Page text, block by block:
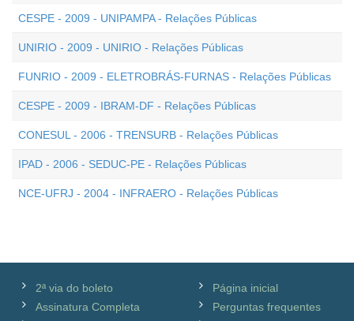
CESPE - 2009 - UNIPAMPA - Relações Públicas
UNIRIO - 2009 - UNIRIO - Relações Públicas
FUNRIO - 2009 - ELETROBRÁS-FURNAS - Relações Públicas
CESPE - 2009 - IBRAM-DF - Relações Públicas
CONESUL - 2006 - TRENSURB - Relações Públicas
IPAD - 2006 - SEDUC-PE - Relações Públicas
NCE-UFRJ - 2004 - INFRAERO - Relações Públicas
2ª via do boleto
Assinatura Completa
Página inicial
Perguntas frequentes